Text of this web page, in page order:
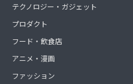
テクノロジー・ガジェット
プロダクト
フード・飲食店
アニメ・漫画
ファッション